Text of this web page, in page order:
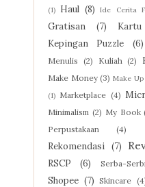
(1)
Haul (8) Ide Cerita
Gratisan
(7)
Kepingan Puzzle
(6)
Menulis (2) Kuliah (2)
Make Money (3) Make Up
(1) Marketplace (4)
Minimalism (2) My Book
Perpustakaan
(4)
Rekomendasi (7)
RSCP (6) Serba-
Shopee (7) Skincare